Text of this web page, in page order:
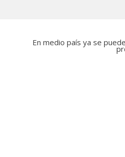
En medio país ya se